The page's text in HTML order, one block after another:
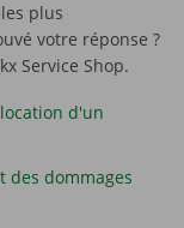
plus
votre réponse ?
Service Shop.
d'un
des dommages